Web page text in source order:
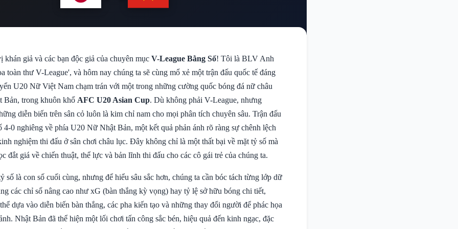
khán giả và các bạn độc giả của chuyên mục V-League Bằng Số! Tôi là BLV Anh
toàn thư V-League', và hôm nay chúng ta sẽ cùng mổ xẻ một trận đấu quốc tế đáng
U20 Nữ Việt Nam chạm trán với một trong những cường quốc bóng đá nữ châu
trong khuôn khổ AFC U20 Asian Cup. Dù không phải V-League, nhưng
diễn biến trên sân cỏ luôn là kim chỉ nam cho mọi phân tích chuyên sâu. Trận đấu
4-0 nghiêng về phía U20 Nữ Nhật Bản, một kết quả phản ánh rõ ràng sự chênh lệch
nghiệm thi đấu ở sân chơi châu lục. Đây không chỉ là một thất bại về mặt tỷ số mà
đắt giá về chiến thuật, thể lực và bản lĩnh thi đấu cho các cô gái trẻ của chúng ta.
số là con số cuối cùng, nhưng để hiểu sâu sắc hơn, chúng ta cần bóc tách từng lớp dữ
các chỉ số nâng cao như xG (bàn thắng kỳ vọng) hay tỷ lệ sở hữu bóng chi tiết,
dựa vào diễn biến bàn thắng, các pha kiến tạo và những thay đổi người để phác họa
Nhật Bản đã thể hiện một lối chơi tấn công sắc bén, hiệu quả đến kinh ngạc, đặc